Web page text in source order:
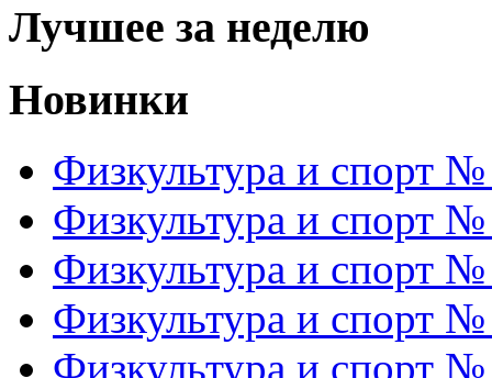
Лучшее за неделю
Новинки
Физкультура и спорт
Физкультура и спорт
Физкультура и спорт
Физкультура и спорт
Физкультура и спорт